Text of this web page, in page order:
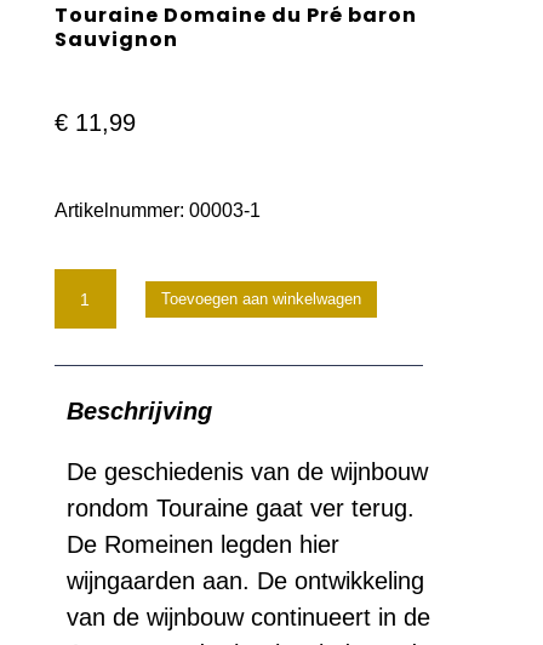
Touraine Domaine du Pré baron
Sauvignon
€11,99
Artikelnummer: 00003-1
Touraine
Domaine
Pré
baron
Sauvignon
aantal
Toevoegen aan winkelwagen
Beschrijving
De geschiedenis van de wijnbouw
rondom Touraine gaat ver terug.
De Romeinen legden hier
wijngaarden aan. De ontwikkeling
van de wijnbouw continueert in de